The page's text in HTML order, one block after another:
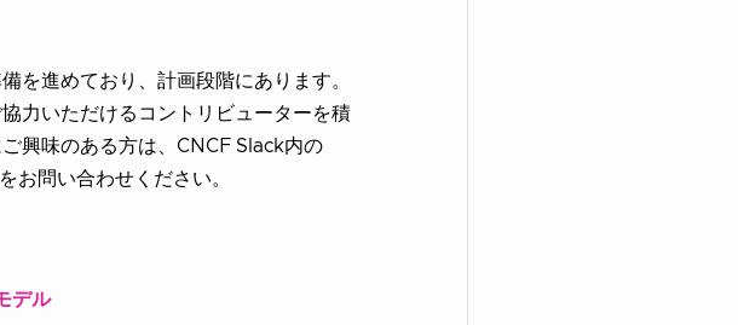
を進めており、計画段階にあります。
力いただけるコントリビューターを積
興味のある方は、CNCF Slack内の
問い合わせください。
デル